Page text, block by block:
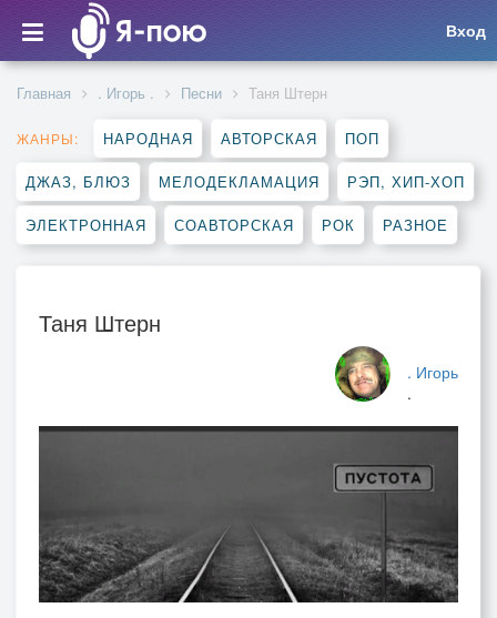
Вход
Главная . Игорь . Песни Таня Штерн
ЖАНРЫ: НАРОДНАЯ АВТОРСКАЯ ПОП
ДЖАЗ, БЛЮЗ МЕЛОДЕКЛАМАЦИЯ РЭП, ХИП-ХОП
ЭЛЕКТРОННАЯ СОАВТОРСКАЯ РОК РАЗНОЕ
Таня Штерн
. Игорь
.